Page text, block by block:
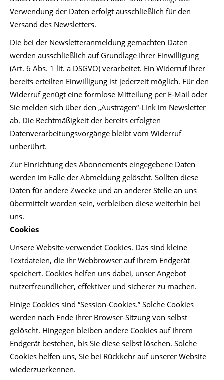
Verwendung der Daten erfolgt ausschließlich für den
Versand des Newsletters.
Die bei der Newsletteranmeldung gemachten Daten
werden ausschließlich auf Grundlage Ihrer Einwilligung
(Art. 6 Abs. 1 lit. a DSGVO) verarbeitet. Ein Widerruf Ihrer
bereits erteilten Einwilligung ist jederzeit möglich. Für den
Widerruf genügt eine formlose Mitteilung per E-Mail oder
Sie melden sich über den „Austragen“-Link im Newsletter
ab. Die Rechtmäßigkeit der bereits erfolgten
Datenverarbeitungsvorgänge bleibt vom Widerruf
unberührt.
Zur Einrichtung des Abonnements eingegebene Daten
werden im Falle der Abmeldung gelöscht. Sollten diese
Daten für andere Zwecke und an anderer Stelle an uns
übermittelt worden sein, verbleiben diese weiterhin bei
uns.
Cookies
Unsere Website verwendet Cookies. Das sind kleine
Textdateien, die Ihr Webbrowser auf Ihrem Endgerät
speichert. Cookies helfen uns dabei, unser Angebot
nutzerfreundlicher, effektiver und sicherer zu machen.
Einige Cookies sind “Session-Cookies.” Solche Cookies
werden nach Ende Ihrer Browser-Sitzung von selbst
gelöscht. Hingegen bleiben andere Cookies auf Ihrem
Endgerät bestehen, bis Sie diese selbst löschen. Solche
Cookies helfen uns, Sie bei Rückkehr auf unserer Website
wiederzuerkennen.